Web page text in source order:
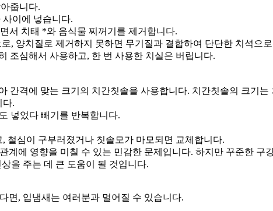
줍니다.
사이에 넣습니다.
서 치태 *와 음식물 찌꺼기를 제거합니다.
, 양치질로 제거하지 못하면 무기질과 결합하여 단단한 치석으
조심해서 사용하고, 한 번 사용한 치실은 버립니다.
간격에 맞는 크기의 치간칫솔을 사용합니다. 치간칫솔의 크기
다.
넣었다 빼기를 반복합니다.
철심이 구부러졌거나 칫솔모가 마모되면 교체합니다.
계에 영향을 미칠 수 있는 민감한 문제입니다. 하지만 꾸준한 구
을 주는 데 큰 도움이 될 것입니다.
면, 입냄새는 여러분과 멀어질 수 있습니다.